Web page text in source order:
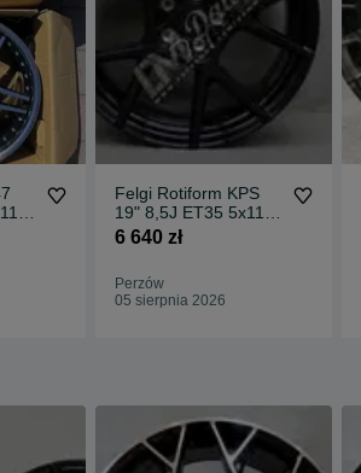
Felgi Rotiform KPS
19" 8,5J ET35 5x112
Matte Black Face w/
6 640 zł
Perzów
05 sierpnia 2026